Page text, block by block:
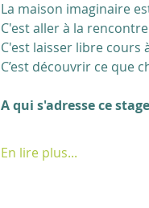
La maison imaginaire
C'est aller à la
C'est laisser libre cours
C’est découvrir ce que
A qui s'adresse ce
En lire plus...